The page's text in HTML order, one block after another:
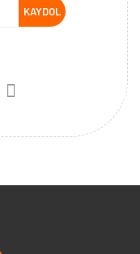
KAYDOL